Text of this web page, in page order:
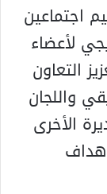
اجتماعين
لأعضاء
التعاون
واللجان
الأخرى